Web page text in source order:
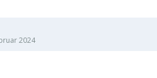
2024